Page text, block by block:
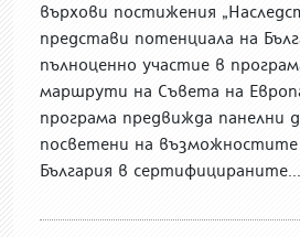
върхови постижения
представи потенциала на
пълноценно участие в
маршрути на Съвета на
програма предвижда панелни
посветени на възможностите
България в сертифицираните...